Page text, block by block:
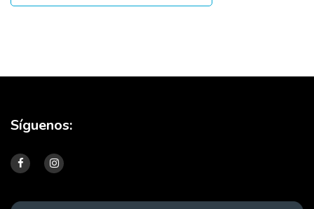
Síguenos: